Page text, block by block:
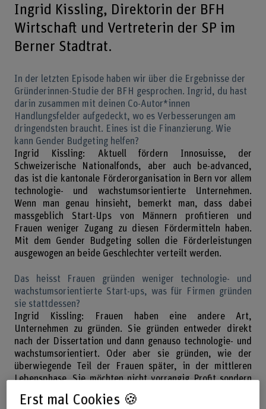
Ingrid Kissling, Direktorin der BFH
Wirtschaft und Vertreterin der SP im
Berner Stadtrat.
In der letzten Episode haben wir über die Ergebnisse der
Gründerinnen-Studie der BFH gesprochen. Ingrid, du hast
darin zusammen mit deinen Co-Autor*innen
Handlungsfelder aufgedeckt, wo es Verbesserungen am
dringendsten braucht. Eines ist die Finanzierung. Wie
kann Gender Budgeting helfen?
Ingrid Kissling: Aktuell fördern Innosuisse, der
Schweizerische Nationalfonds, aber auch be-advanced,
das ist die kantonale Förderorganisation in Bern vor allem
technologie- und wachstumsorientierte Unternehmen.
Wenn man genau hinsieht, bemerkt man, dass dabei
massgeblich Start-Ups von Männern profitieren und
Frauen weniger Zugang zu diesen Fördermitteln haben.
Mit dem Gender Budgeting sollen die Förderleistungen
ausgewogen an beide Geschlechter verteilt werden.
Das heisst Frauen gründen weniger technologie- und
wachstumsorientierte Start-ups, was für Firmen gründen
sie stattdessen?
Ingrid Kissling: Frauen haben eine andere Art,
Unternehmen zu gründen. Sie gründen entweder direkt
nach der Dissertation und dann genauso technologie- und
wachstumsorientiert. Oder aber sie gründen, wie der
überwiegende Teil der Frauen später, in der mittleren
Lebensphase. Sie möchten nicht vorrangig Profit sondern
auch einen Impact erzielen – also eine gesellschaftliche
oder nachhaltige Veränderung. Das bestätigen u.a. auch
Erst mal Cookies 🍪